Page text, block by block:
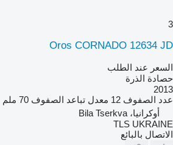
3
Oros CORNADO 12634 JD
السعر عند الطلب
حصادة الذرة
2013
عدد الصفوف 12 معدل تباعد الصفوف 70 ملم
أوكرانيا، Bila Tserkva
TLS UKRAINE
الاتصال بالبائع